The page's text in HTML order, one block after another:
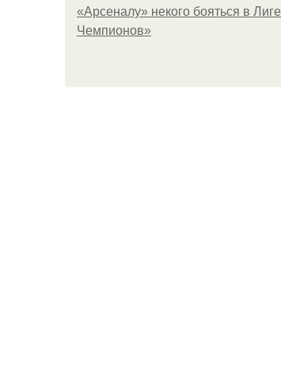
«Арсеналу» некого бояться в Лиге
Чемпионов»